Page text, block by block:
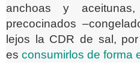
anchoas y
precocinados
lejos la CDR de sal,
es consumirlos de forma